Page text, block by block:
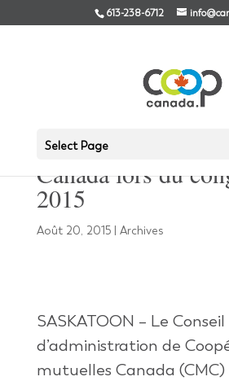
613-238-6712
Select Page
de Coopératives
Canada lors du
2015
Août 20, 2015| Archives
SASKATOON – Le Conseil
d’administration de
mutuelles Canada (CMC)